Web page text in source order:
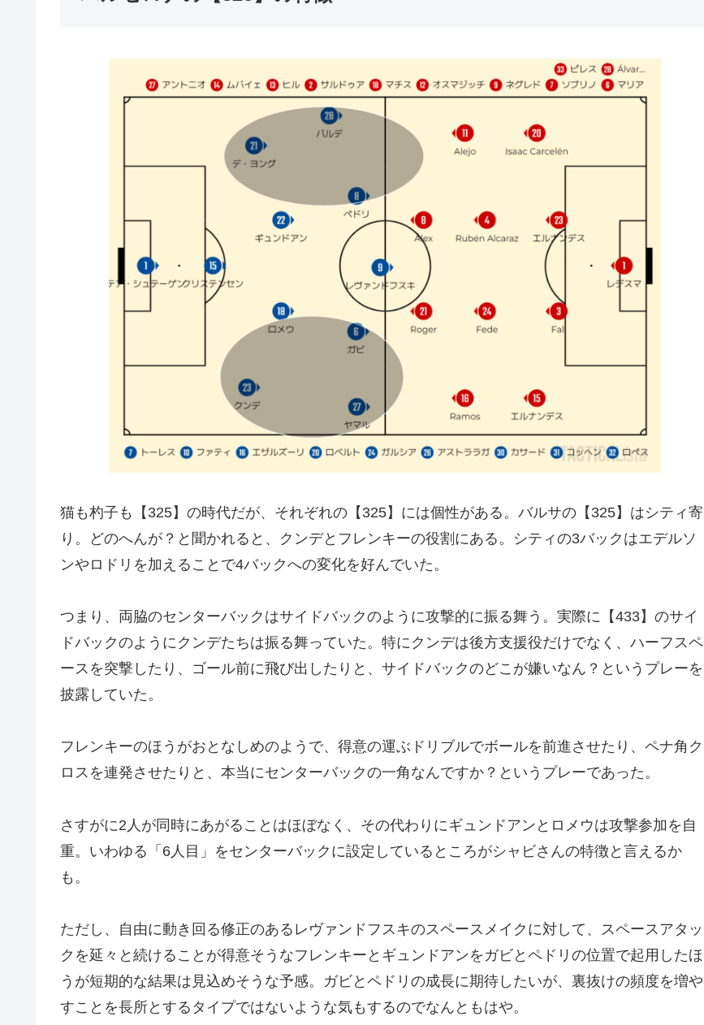
猫も杓子も【325】の時代だが、それぞれの【325】には個性がある。バルサの【325】はシティ寄
り。どのへんが？と聞かれると、クンデとフレンキーの役割にある。シティの3バックはエデルソ
ンやロドリを加えることで4バックへの変化を好んでいた。
つまり、両脇のセンターバックはサイドバックのように攻撃的に振る舞う。実際に【433】のサイ
ドバックのようにクンデたちは振る舞っていた。特にクンデは後方支援役だけでなく、ハーフスペ
ースを突撃したり、ゴール前に飛び出したりと、サイドバックのどこが嫌いなん？というプレーを
披露していた。
フレンキーのほうがおとなしめのようで、得意の運ぶドリブルでボールを前進させたり、ペナ角ク
ロスを連発させたりと、本当にセンターバックの一角なんですか？というプレーであった。
さすがに2人が同時にあがることはほぼなく、その代わりにギュンドアンとロメウは攻撃参加を自
重。いわゆる「6人目」をセンターバックに設定しているところがシャビさんの特徴と言えるか
も。
ただし、自由に動き回る修正のあるレヴァンドフスキのスペースメイクに対して、スペースアタッ
クを延々と続けることが得意そうなフレンキーとギュンドアンをガビとペドリの位置で起用したほ
うが短期的な結果は見込めそうな予感。ガビとペドリの成長に期待したいが、裏抜けの頻度を増や
すことを長所とするタイプではないような気もするのでなんともはや。